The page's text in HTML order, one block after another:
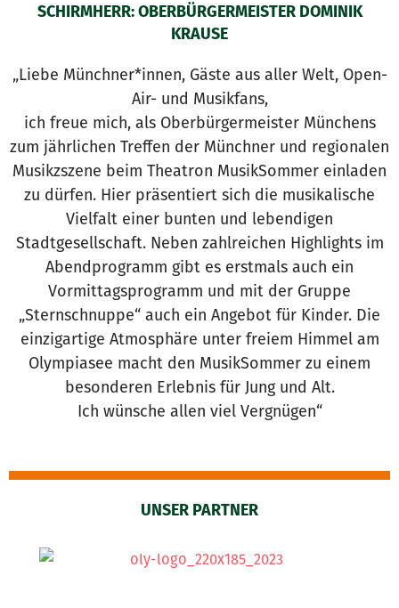
SCHIRMHERR: OBERBÜRGERMEISTER DOMINIK
KRAUSE
„Liebe Münchner*innen, Gäste aus aller Welt, Open-
Air- und Musikfans,
ich freue mich, als Oberbürgermeister Münchens
zum jährlichen Treffen der Münchner und regionalen
Musikzszene beim Theatron MusikSommer einladen
zu dürfen. Hier präsentiert sich die musikalische
Vielfalt einer bunten und lebendigen
Stadtgesellschaft. Neben zahlreichen Highlights im
Abendprogramm gibt es erstmals auch ein
Vormittagsprogramm und mit der Gruppe
„Sternschnuppe“ auch ein Angebot für Kinder. Die
einzigartige Atmosphäre unter freiem Himmel am
Olympiasee macht den MusikSommer zu einem
besonderen Erlebnis für Jung und Alt.
Ich wünsche allen viel Vergnügen“
UNSER PARTNER